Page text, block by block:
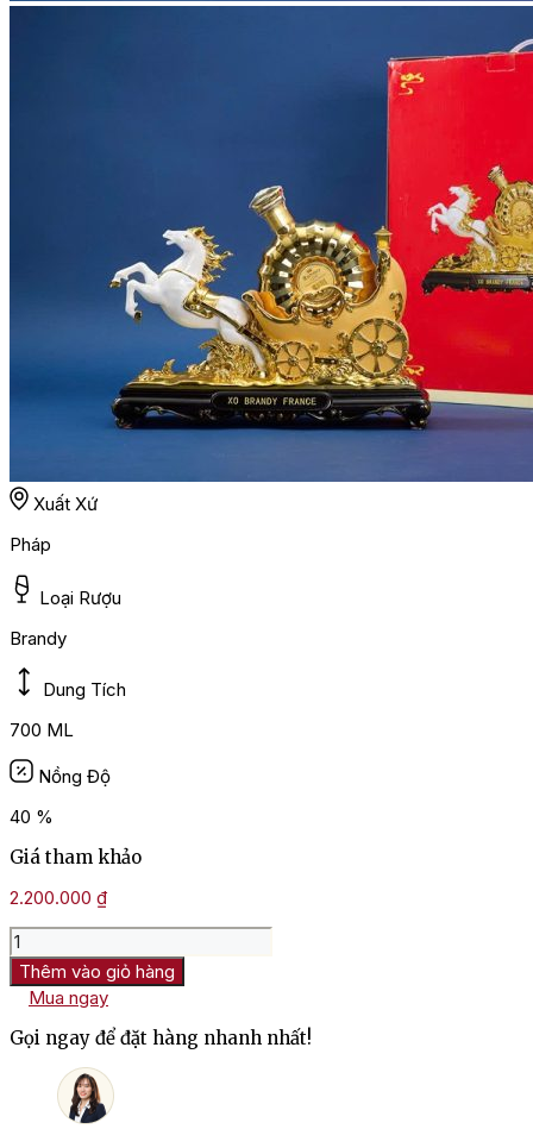
Xuất Xứ
Pháp
Loại Rượu
Brandy
Dung Tích
700 ML
Nồng Độ
40 %
Giá tham khảo
2.200.000 ₫
Kệ
Ngựa
Kéo
Xe
Vàng
XO
Brandy
France
Thêm vào giỏ hàng
Mua ngay
Gọi ngay để đặt hàng nhanh nhất!